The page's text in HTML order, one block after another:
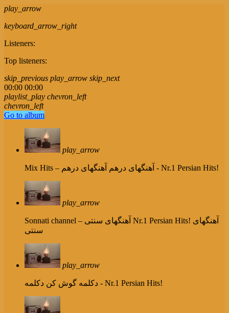
play_arrow
keyboard_arrow_right
Listeners:
Top listeners:
skip_previous play_arrow skip_next
00:00 00:00
playlist_play chevron_left
chevron_left
Go to album
play_arrow
Mix Hits – آهنگهای درهم آهنگهای درهم - Nr.1 Persian Hits!
play_arrow
Sonnati channel – آهنگهای سنتی Nr.1 Persian Hits! آهنگهای
سنتی
play_arrow
دکلمه گوش کن دکلمه - Nr.1 Persian Hits!